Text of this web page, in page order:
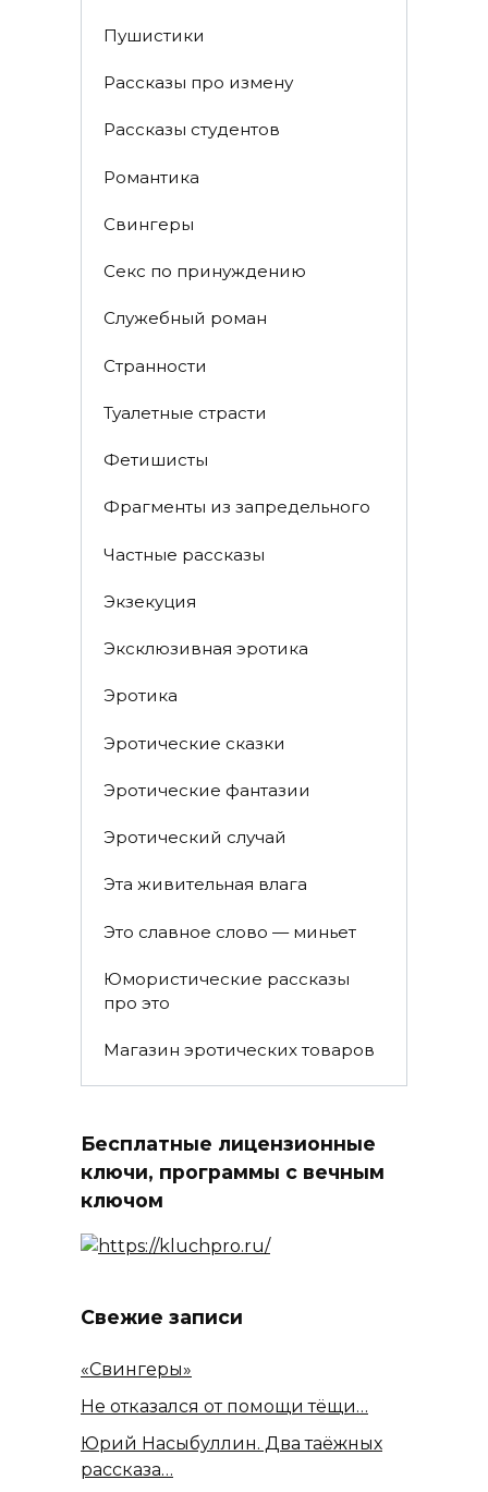
Пушистики
Рассказы про измену
Рассказы студентов
Романтика
Свингеры
Секс по принуждению
Служебный роман
Странности
Туалетные страсти
Фетишисты
Фрагменты из запредельного
Частные рассказы
Экзекуция
Эксклюзивная эротика
Эротика
Эротические сказки
Эротические фантазии
Эротический случай
Эта живительная влага
Это славное слово — миньет
Юмористические рассказы
про это
Магазин эротических товаров
Бесплатные лицензионные
ключи, программы с вечным
ключом
Свежие записи
«Свингеры»
Не отказался от помощи тёщи…
Юрий Насыбуллин. Два таёжных
рассказа…